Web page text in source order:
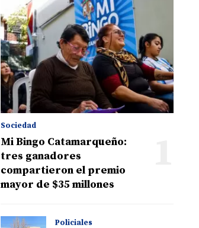
Sociedad
Mi Bingo Catamarqueño:
tres ganadores
compartieron el premio
mayor de $35 millones
Policiales